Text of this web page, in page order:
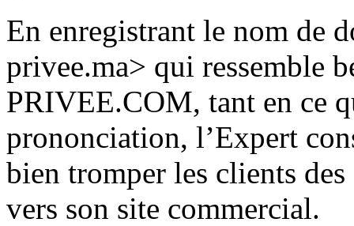
En enregistrant le nom de
privee.ma> qui ressemble
PRIVEE.COM, tant en ce
prononciation, l’Expert
bien tromper les clients
vers son site commercial.